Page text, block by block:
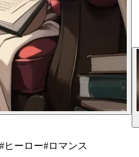
#ヒーロー#ロマンス